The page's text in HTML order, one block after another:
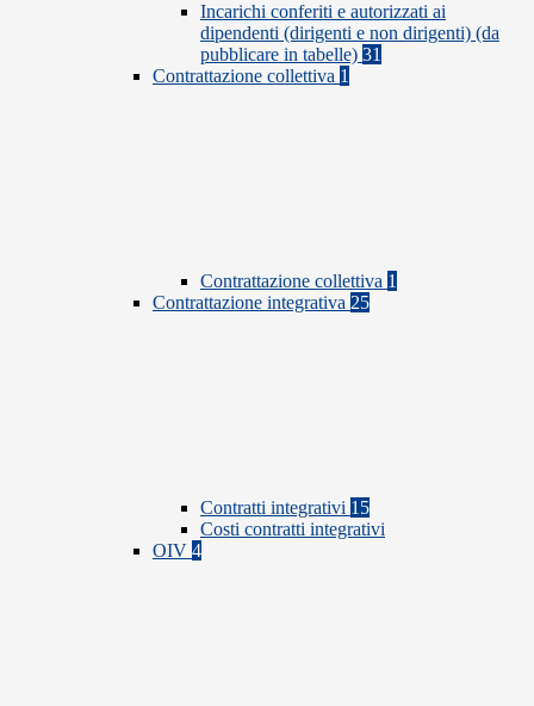
Incarichi conferiti e autorizzati ai
dipendenti (dirigenti e non dirigenti) (da
pubblicare in tabelle) 31
Contrattazione collettiva 1
Contrattazione collettiva 1
Contrattazione integrativa 25
Contratti integrativi 15
Costi contratti integrativi
OIV 4